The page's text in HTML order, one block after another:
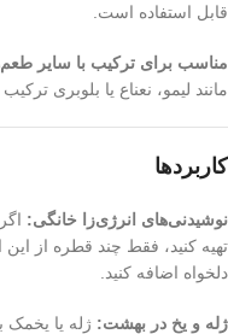
قابل استفاده است.
مناسب برای ترکیب با سایر
مانند لیمو، نعناع یا بلوبری ترکیب
کاربردها
نوشیدنی‌های انرژی‌زا خانگی:
تهیه کنید، فقط چند قطره از
دلخواه اضافه کنید.
ژله و یخ در بهشت: ژله یا یخمک